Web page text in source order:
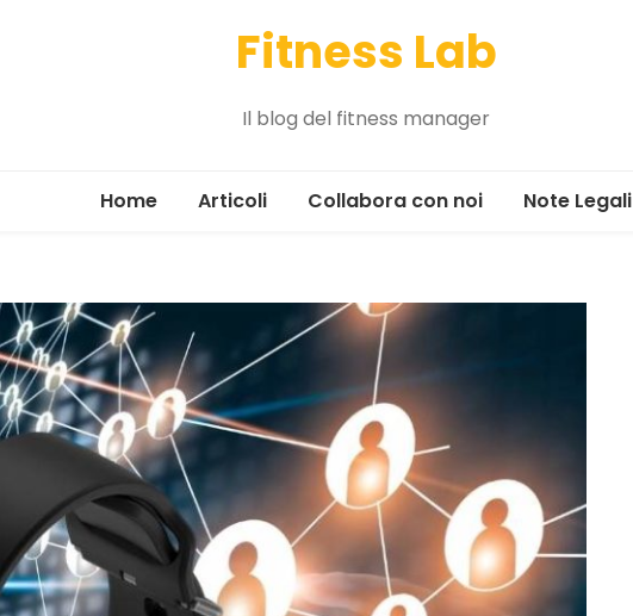
Fitness Lab
Il blog del fitness manager
Home Articoli
Allenamento
Gestione
Il tour
News ed eventi
Marketing
Collabora con noi Note Legali